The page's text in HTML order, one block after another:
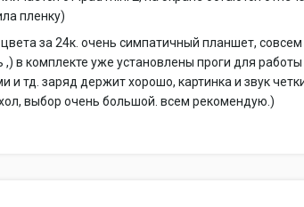
пленку)
за 24к. очень симпатичный планшет, совсем
,) в комплекте уже установлены проги для работы
и тд. заряд держит хорошо, картинка и звук
выбор очень большой. всем рекомендую.)